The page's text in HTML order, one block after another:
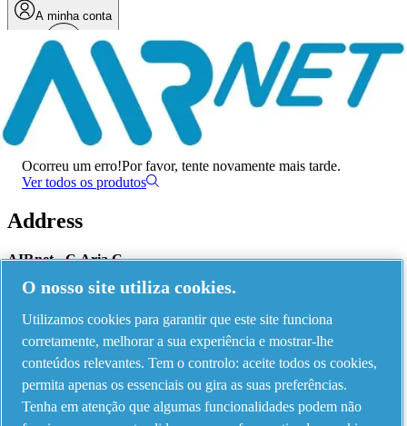
A minha conta
Menu
Ocorreu um erro
Ocorreu um erro!Por favor, tente novamente mais tarde.
Ver todos os produtos
Address
AIRnet - C.Aria.C
Via Selva Maiolo, 5/7 - 36075, Montecchio Maggiore, Vicenza Italy
Contact us
Piping Systems - click to see details
O nosso site utiliza cookies.
Utilizamos cookies para garantir que este site funciona
corretamente, melhorar a sua experiência e mostrar-lhe
conteúdos relevantes. Tem o controlo: aceite todos os cookies,
permita apenas os essenciais ou gira as suas preferências.
Tenha em atenção que algumas funcionalidades podem não